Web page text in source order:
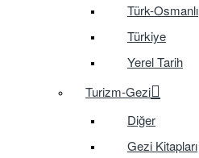
Türk-Osmanlı
Türkiye
Yerel Tarih
Turizm-Gezi
Diğer
Gezi Kitapları